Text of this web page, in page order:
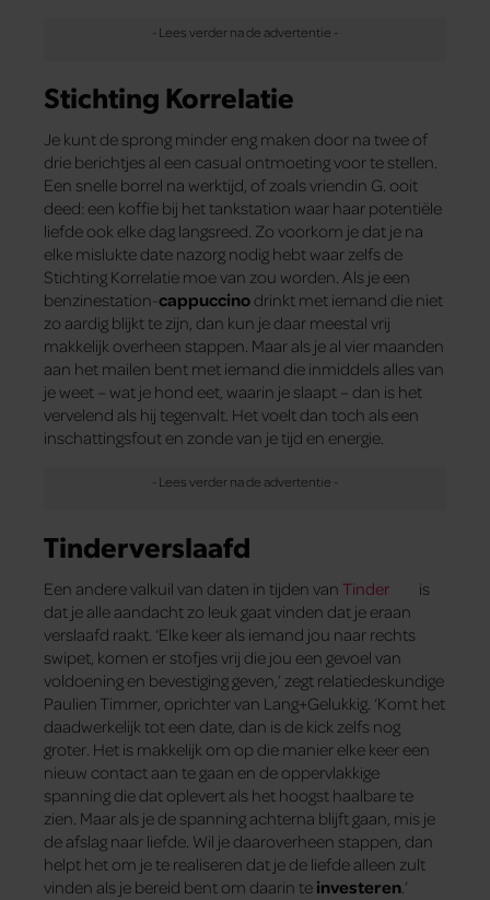
Stichting Korrelatie
Je kunt de sprong minder eng maken door na twee of
drie berichtjes al een casual ontmoeting voor te stellen.
Een snelle borrel na werktijd, of zoals vriendin G. ooit
deed: een koffie bij het tankstation waar haar potentiële
liefde ook elke dag langsreed. Zo voorkom je dat je na
elke mislukte date nazorg nodig hebt waar zelfs de
Stichting Korrelatie moe van zou worden. Als je een
benzinestation-cappuccino drinkt met iemand die niet
zo aardig blijkt te zijn, dan kun je daar meestal vrij
makkelijk overheen stappen. Maar als je al vier maanden
aan het mailen bent met iemand die inmiddels alles van
je weet – wat je hond eet, waarin je slaapt – dan is het
vervelend als hij tegenvalt. Het voelt dan toch als een
inschattingsfout en zonde van je tijd en energie.
Tinderverslaafd
Een andere valkuil van daten in tijden van Tinder
is
dat je alle aandacht zo leuk gaat vinden dat je eraan
verslaafd raakt. ‘Elke keer als iemand jou naar rechts
swipet, komen er stofjes vrij die jou een gevoel van
voldoening en bevestiging geven,’ zegt relatiedeskundige
Paulien Timmer, oprichter van Lang+Gelukkig. ‘Komt het
daadwerkelijk tot een date, dan is de kick zelfs nog
groter. Het is makkelijk om op die manier elke keer een
nieuw contact aan te gaan en de oppervlakkige
spanning die dat oplevert als het hoogst haalbare te
zien. Maar als je de spanning achterna blijft gaan, mis je
de afslag naar liefde. Wil je daaroverheen stappen, dan
helpt het om je te realiseren dat je de liefde alleen zult
vinden als je bereid bent om daarin te investeren.’